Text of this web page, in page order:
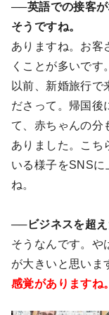
──英語での接客
そうですね。
ありますね。お客
くことが多いです。
以前、新婚旅行で
ださって。帰国後
て、赤ちゃんの分
ありました。こち
いる様子をSNS
ね。
──ビジネスを超え
そうなんです。や
が大きいと思いま
感覚がありますね。